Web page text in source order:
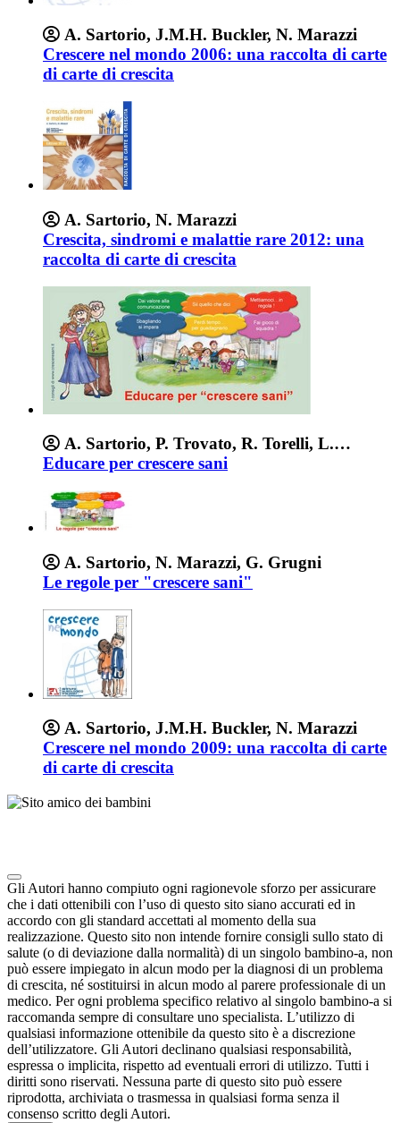
A. Sartorio, J.M.H. Buckler, N. Marazzi
Crescere nel mondo 2006: una raccolta di carte
di carte di crescita
A. Sartorio, N. Marazzi
Crescita, sindromi e malattie rare 2012: una
raccolta di carte di crescita
A. Sartorio, P. Trovato, R. Torelli, L.
D'Alonzo, E. Zanfroni, S. Maggiolini
Educare per crescere sani
A. Sartorio, N. Marazzi, G. Grugni
Le regole per "crescere sani"
A. Sartorio, J.M.H. Buckler, N. Marazzi
Crescere nel mondo 2009: una raccolta di carte
di carte di crescita
Gli Autori hanno compiuto ogni ragionevole sforzo per assicurare
che i dati ottenibili con l’uso di questo sito siano accurati ed in
accordo con gli standard accettati al momento della sua
realizzazione. Questo sito non intende fornire consigli sullo stato di
salute (o di deviazione dalla normalità) di un singolo bambino-a, non
può essere impiegato in alcun modo per la diagnosi di un problema
di crescita, né sostituirsi in alcun modo al parere professionale di un
medico. Per ogni problema specifico relativo al singolo bambino-a si
raccomanda sempre di consultare uno specialista. L’utilizzo di
qualsiasi informazione ottenibile da questo sito è a discrezione
dell’utilizzatore. Gli Autori declinano qualsiasi responsabilità,
espressa o implicita, rispetto ad eventuali errori di utilizzo. Tutti i
diritti sono riservati. Nessuna parte di questo sito può essere
riprodotta, archiviata o trasmessa in qualsiasi forma senza il
consenso scritto degli Autori.